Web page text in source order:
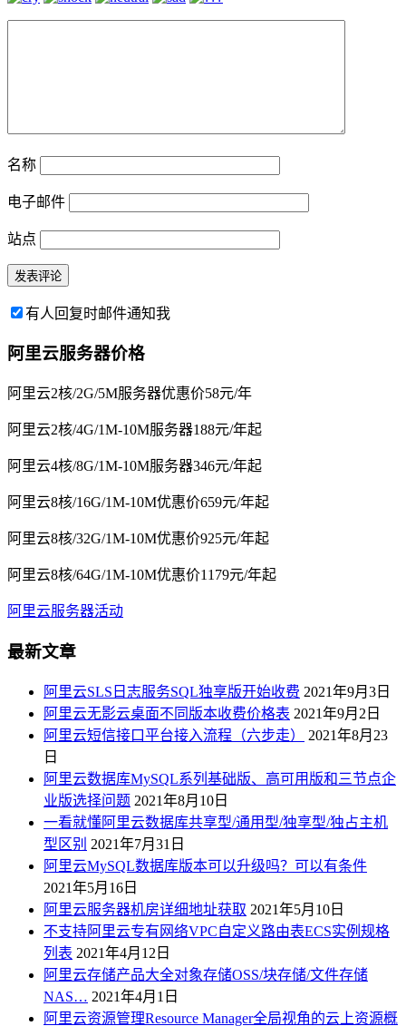
名称
电子邮件
站点
有人回复时邮件通知我
阿里云服务器价格
阿里云2核/2G/5M服务器优惠价58元/年
阿里云2核/4G/1M-10M服务器188元/年起
阿里云4核/8G/1M-10M服务器346元/年起
阿里云8核/16G/1M-10M优惠价659元/年起
阿里云8核/32G/1M-10M优惠价925元/年起
阿里云8核/64G/1M-10M优惠价1179元/年起
阿里云服务器活动
最新文章
阿里云SLS日志服务SQL独享版开始收费 2021年9月3日
阿里云无影云桌面不同版本收费价格表 2021年9月2日
阿里云短信接口平台接入流程（六步走）
2021年8月23
日
阿里云数据库MySQL系列基础版、高可用版和三节点企
业版选择问题 2021年8月10日
一看就懂阿里云数据库共享型/通用型/独享型/独占主机
型区别 2021年7月31日
阿里云MySQL数据库版本可以升级吗？可以有条件
2021年5月16日
阿里云服务器机房详细地址获取 2021年5月10日
不支持阿里云专有网络VPC自定义路由表ECS实例规格
列表 2021年4月12日
阿里云存储产品大全对象存储OSS/块存储/文件存储
NAS… 2021年4月1日
阿里云资源管理Resource Manager全局视角的云上资源概